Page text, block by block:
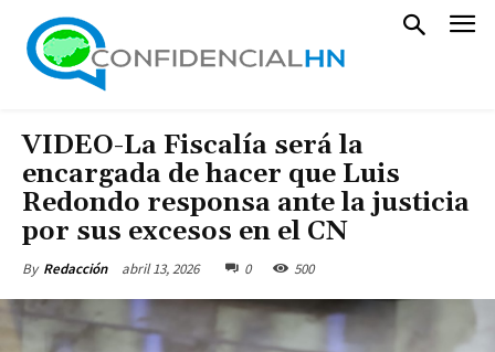
VIDEO-La Fiscalía será la
encargada de hacer que Luis
Redondo responsa ante la justicia
por sus excesos en el CN
By Redacción abril 13, 2026 0 500